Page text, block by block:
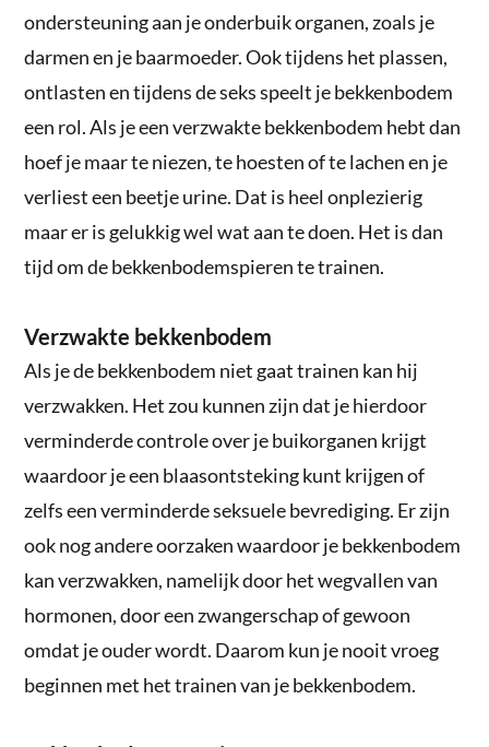
ondersteuning aan je onderbuik organen, zoals je
darmen en je baarmoeder. Ook tijdens het plassen,
ontlasten en tijdens de seks speelt je bekkenbodem
een rol. Als je een verzwakte bekkenbodem hebt dan
hoef je maar te niezen, te hoesten of te lachen en je
verliest een beetje urine. Dat is heel onplezierig
maar er is gelukkig wel wat aan te doen. Het is dan
tijd om de bekkenbodemspieren te trainen.
Verzwakte bekkenbodem
Als je de bekkenbodem niet gaat trainen kan hij
verzwakken. Het zou kunnen zijn dat je hierdoor
verminderde controle over je buikorganen krijgt
waardoor je een blaasontsteking kunt krijgen of
zelfs een verminderde seksuele bevrediging. Er zijn
ook nog andere oorzaken waardoor je bekkenbodem
kan verzwakken, namelijk door het wegvallen van
hormonen, door een zwangerschap of gewoon
omdat je ouder wordt. Daarom kun je nooit vroeg
beginnen met het trainen van je bekkenbodem.